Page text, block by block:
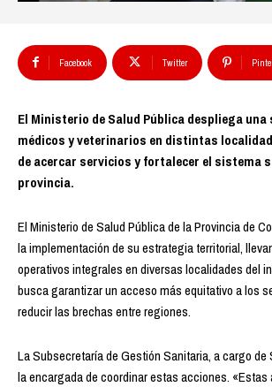
Facebook Twitter
El Ministerio de Salud Pública despliega
médicos y veterinarios en distintas
de acercar servicios y fortalecer el sistema
provincia.
El Ministerio de Salud Pública de la Provincia de
la implementación de su estrategia territorial,
operativos integrales en diversas localidades del
busca garantizar un acceso más equitativo a los
reducir las brechas entre regiones.
La Subsecretaría de Gestión Sanitaria, a cargo de
la encargada de coordinar estas acciones.